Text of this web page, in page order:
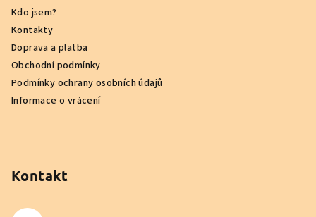
Kdo jsem?
Kontakty
Doprava a platba
Obchodní podmínky
Podmínky ochrany osobních údajů
Informace o vrácení
Kontakt